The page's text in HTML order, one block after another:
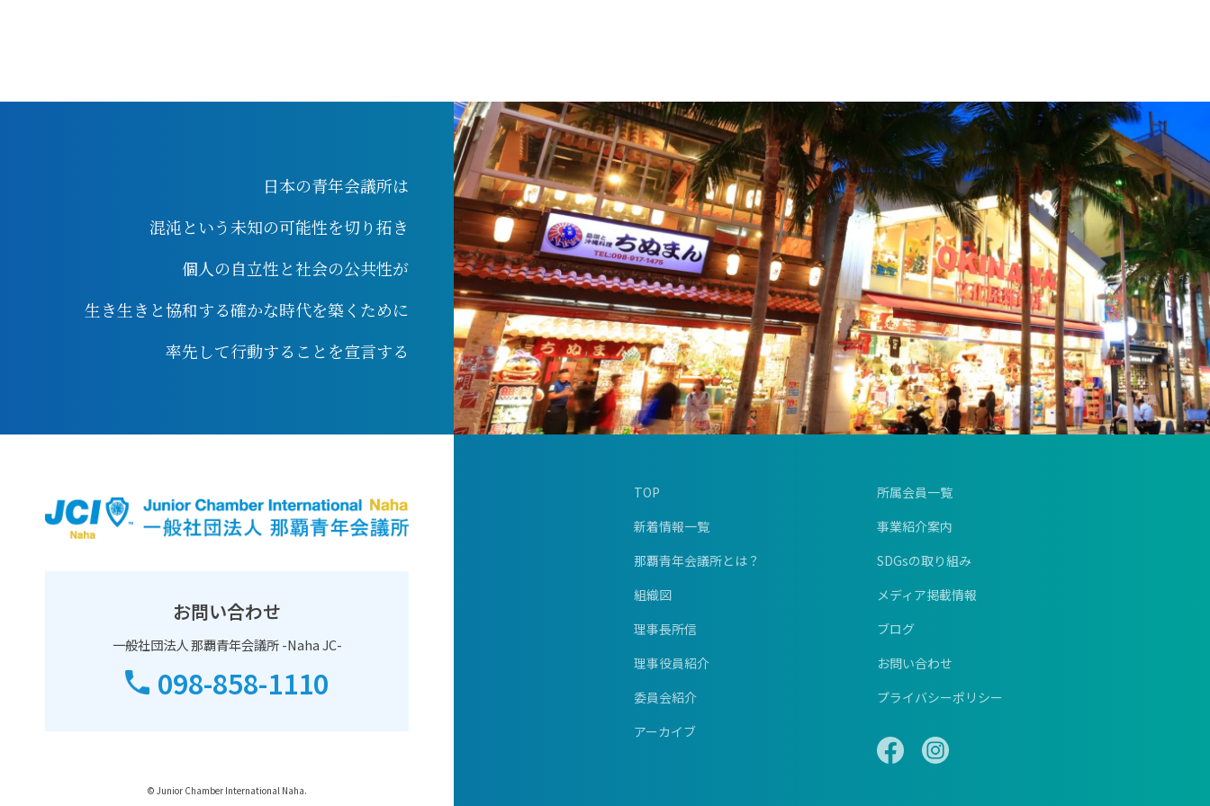
日本の青年会議所は
混沌という未知の可能性を切り拓き
個人の自立性と社会の公共性が
生き生きと協和する確かな時代を築くために
率先して行動することを宣言する
お問い合わせ
一般社団法人 那覇青年会議所 -Naha JC-
098-858-1110
© Junior Chamber International Naha.
TOP
新着情報一覧
那覇青年会議所とは？
組織図
理事長所信
理事役員紹介
委員会紹介
アーカイブ
所属会員一覧
事業紹介案内
SDGsの取り組み
メディア掲載情報
ブログ
お問い合わせ
プライバシーポリシー